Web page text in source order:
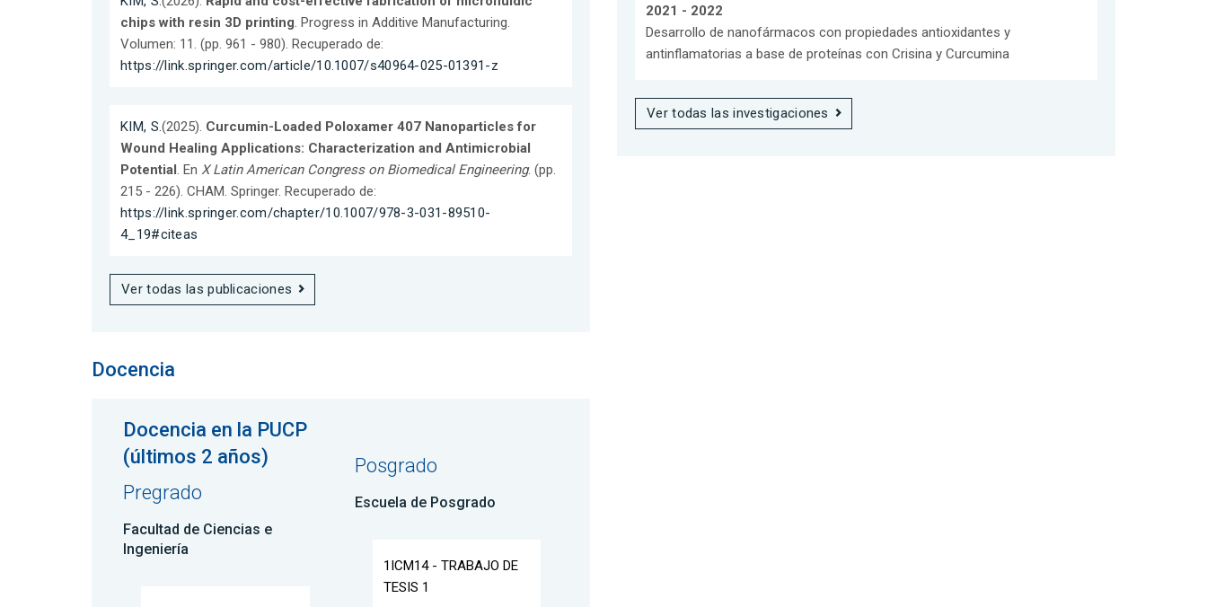
chips with resin 3D printing . Progress in Additive Manufacturing.
Volumen: 11. (pp. 961 - 980). Recuperado de:
https://link.springer.com/article/10.1007/s40964-025-01391-z
KIM, S.(2025). Curcumin-Loaded Poloxamer 407 Nanoparticles for
Wound Healing Applications: Characterization and Antimicrobial
Potential . En X Latin American Congress on Biomedical Engineering. (pp.
215 - 226). CHAM. Springer. Recuperado de:
https://link.springer.com/chapter/10.1007/978-3-031-89510-
4_19#citeas
Ver todas las publicaciones
2021 - 2022
Desarrollo de nanofármacos con propiedades antioxidantes y
antinflamatorias a base de proteínas con Crisina y Curcumina
Ver todas las investigaciones
Docencia
Docencia en la PUCP
(últimos 2 años)
Pregrado
Facultad de Ciencias e
Ingeniería
Posgrado
Escuela de Posgrado
1ICM14 - TRABAJO DE
TESIS 1